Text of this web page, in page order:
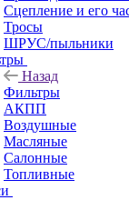
Сцепление и его
Тросы
ШРУС/пыльники
Назад
Фильтры
АКПП
Воздушные
Масляные
Салонные
Топливные